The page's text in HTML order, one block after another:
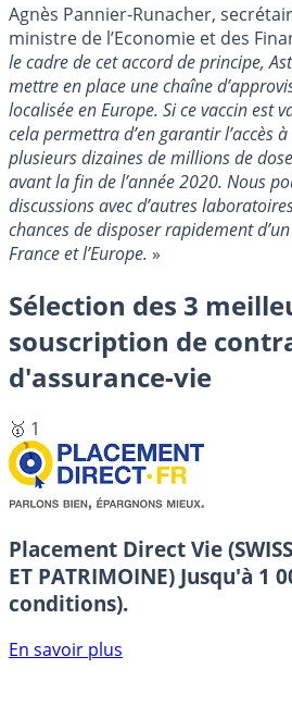
Agnès Pannier-Runacher,
ministre de l’Economie et des
le cadre de cet accord de principe,
mettre en place une chaîne
localisée en Europe. Si ce vaccin est
cela permettra d’en garantir l’accès
plusieurs dizaines de millions de
avant la fin de l’année 2020. Nous
discussions avec d’autres
chances de disposer rapidement
France et l’Europe. »
Sélection des 3
souscription de
d'assurance-vie
🥇 1
Placement Direct Vie (SWISS
ET PATRIMOINE) Jusqu'à 1
conditions).
En savoir plus